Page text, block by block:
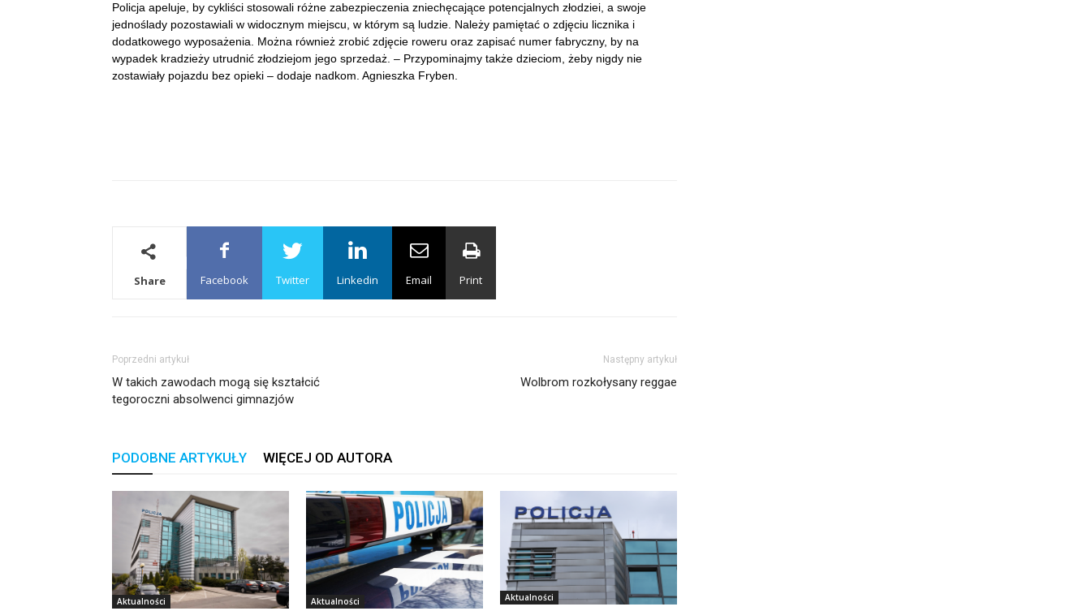
Policja apeluje, by cykliści stosowali różne zabezpieczenia zniechęcające potencjalnych złodziei, a swoje
jednoślady pozostawiali w widocznym miejscu, w którym są ludzie. Należy pamiętać o zdjęciu licznika i
dodatkowego wyposażenia. Można również zrobić zdjęcie roweru oraz zapisać numer fabryczny, by na
wypadek kradzieży utrudnić złodziejom jego sprzedaż. – Przypominajmy także dzieciom, żeby nigdy nie
zostawiały pojazdu bez opieki – dodaje nadkom. Agnieszka Fryben.
Share Facebook Twitter Linkedin Email Print
Poprzedni artykuł
W takich zawodach mogą się kształcić
tegoroczni absolwenci gimnazjów
Następny artykuł
Wolbrom rozkołysany reggae
PODOBNE ARTYKUŁY WIĘCEJ OD AUTORA
Aktualności Aktualności Aktualności